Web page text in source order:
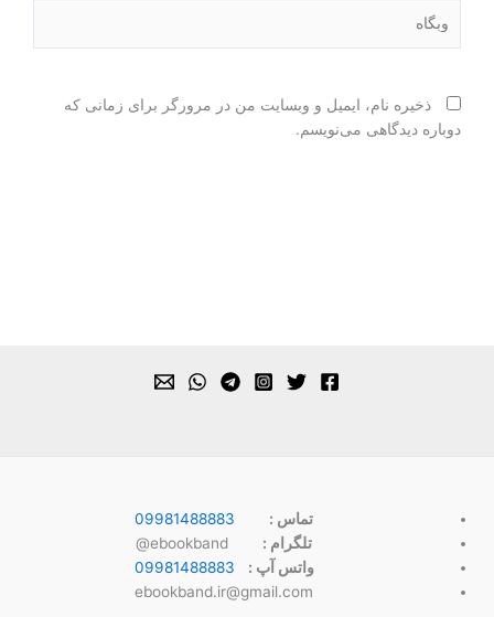
وبگاه
ذخیره نام، ایمیل و وبسایت من در مرورگر برای زمانی که
دوباره دیدگاهی می‌نویسم.
تماس :
09981488883
تلگرام :
واتس آپ :
09981488883
ebookband.ir@gmail.com